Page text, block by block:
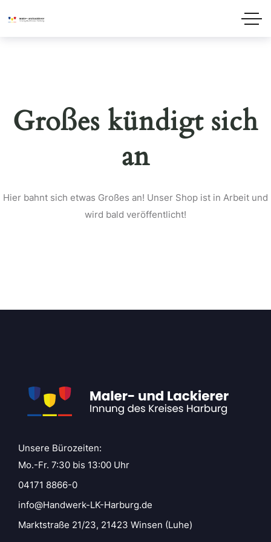
Großes kündigt sich
an
Hier bahnt sich etwas Großes an! Unser Shop ist in Arbeit und
wird bald veröffentlicht!
Unsere Bürozeiten:
Mo.-Fr. 7:30 bis 13:00 Uhr
04171 8866-0
info@Handwerk-LK-Harburg.de
Marktstraße 21/23, 21423 Winsen (Luhe)